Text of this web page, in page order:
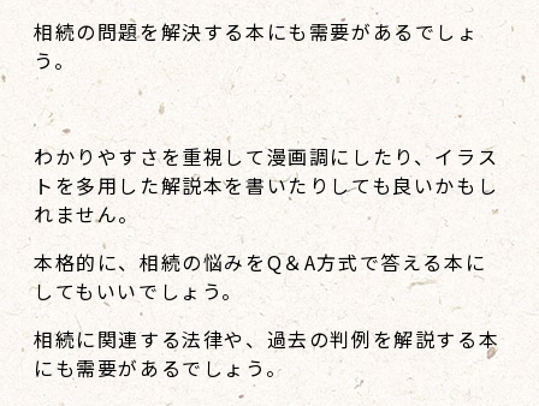
相続の問題を解決する本にも需要があるでしょ
う。
わかりやすさを重視して漫画調にしたり、イラス
トを多用した解説本を書いたりしても良いかもし
れません。
本格的に、相続の悩みをQ＆A方式で答える本に
してもいいでしょう。
相続に関連する法律や、過去の判例を解説する本
にも需要があるでしょう。